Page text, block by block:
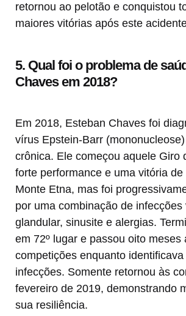
retornou ao pelotão e conquistou
maiores vitórias após este
5. Qual foi o problema de
Chaves em 2018?
Em 2018, Esteban Chaves foi
vírus Epstein-Barr
crônica. Ele começou aquele Giro
forte performance e uma vitória de
Monte Etna, mas foi
por uma combinação de infecções
glandular, sinusite e alergias.
em 72º lugar e passou oito meses
competições enquanto
infecções. Somente retornou às
fevereiro de 2019, demonstrando
sua resiliência.